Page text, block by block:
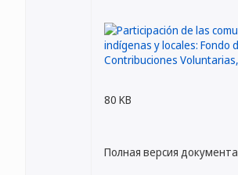
80 KB
Полная версия документа